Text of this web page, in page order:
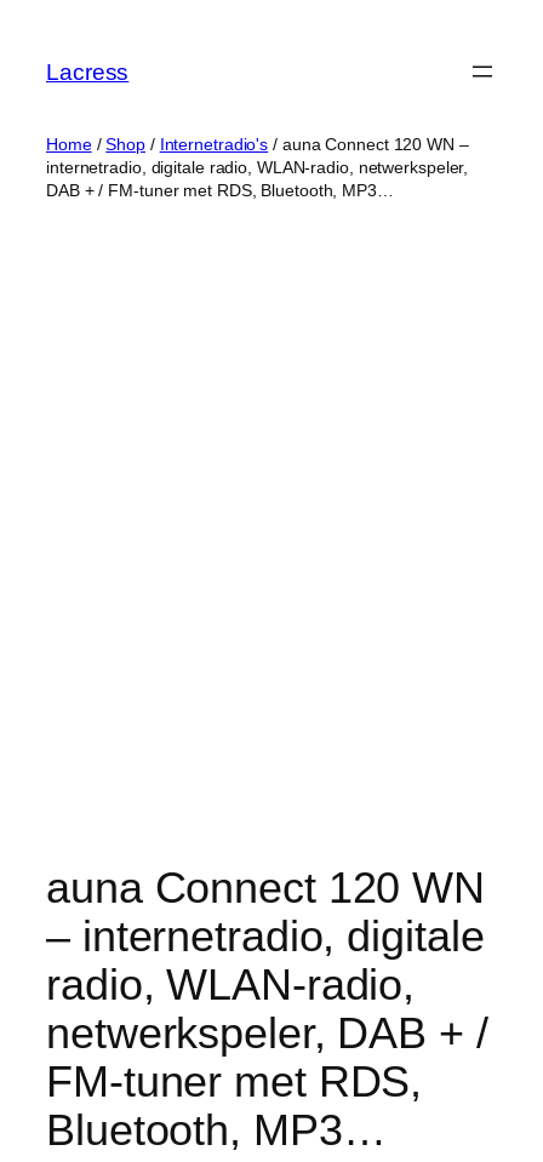
content
Lacress
Home/Shop/ Internetradio's / auna Connect 120 WN –
internetradio, digitale radio, WLAN-radio, netwerkspeler,
DAB + / FM-tuner met RDS, Bluetooth, MP3…
auna Connect 120 WN
– internetradio, digitale
radio, WLAN-radio,
netwerkspeler, DAB + /
FM-tuner met RDS,
Bluetooth, MP3…